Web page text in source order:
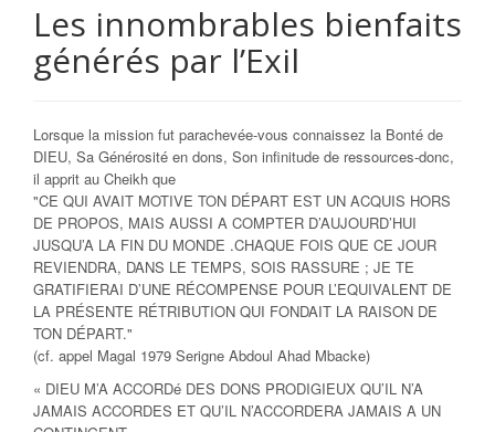
Les innombrables bienfaits
générés par l’Exil
Lorsque la mission fut parachevée-vous connaissez la Bonté de
DIEU, Sa Générosité en dons, Son infinitude de ressources-donc,
il apprit au Cheikh que
"CE QUI AVAIT MOTIVE TON DÉPART EST UN ACQUIS HORS
DE PROPOS, MAIS AUSSI A COMPTER D’AUJOURD’HUI
JUSQU’A LA FIN DU MONDE .CHAQUE FOIS QUE CE JOUR
REVIENDRA, DANS LE TEMPS, SOIS RASSURE ; JE TE
GRATIFIERAI D’UNE RÉCOMPENSE POUR L’EQUIVALENT DE
LA PRÉSENTE RÉTRIBUTION QUI FONDAIT LA RAISON DE
TON DÉPART."
(cf. appel Magal 1979 Serigne Abdoul Ahad Mbacke)
« DIEU M’A ACCORDé DES DONS PRODIGIEUX QU’IL N’A
JAMAIS ACCORDES ET QU’IL N’ACCORDERA JAMAIS A UN